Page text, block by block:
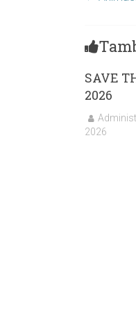
SAVE
2026
2026